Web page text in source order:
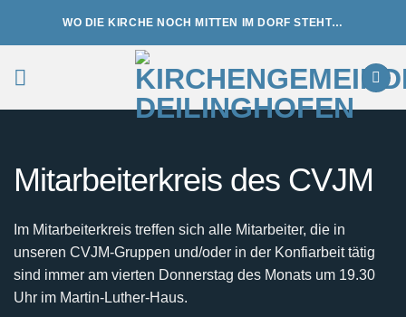
WO DIE KIRCHE NOCH MITTEN IM DORF STEHT…
Mitarbeiterkreis des CVJM
Im Mitarbeiterkreis treffen sich alle Mitarbeiter, die in
unseren CVJM-Gruppen und/oder in der Konfiarbeit tätig
sind immer am vierten Donnerstag des Monats um 19.30
Uhr im Martin-Luther-Haus.